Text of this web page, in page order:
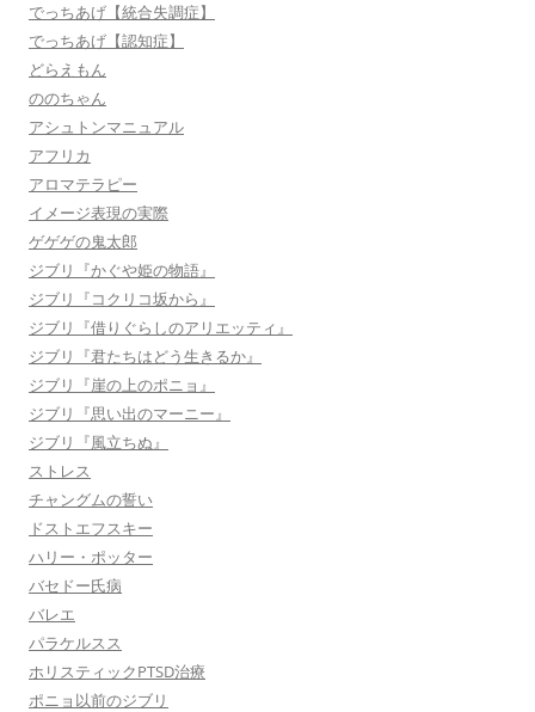
でっちあげ【統合失調症】
でっちあげ【認知症】
どらえもん
ののちゃん
アシュトンマニュアル
アフリカ
アロマテラピー
イメージ表現の実際
ゲゲゲの鬼太郎
ジブリ『かぐや姫の物語』
ジブリ『コクリコ坂から』
ジブリ『借りぐらしのアリエッティ』
ジブリ『君たちはどう生きるか』
ジブリ『崖の上のポニョ』
ジブリ『思い出のマーニー』
ジブリ『風立ちぬ』
ストレス
チャングムの誓い
ドストエフスキー
ハリー・ポッター
バセドー氏病
バレエ
パラケルスス
ホリスティックPTSD治療
ポニョ以前のジブリ